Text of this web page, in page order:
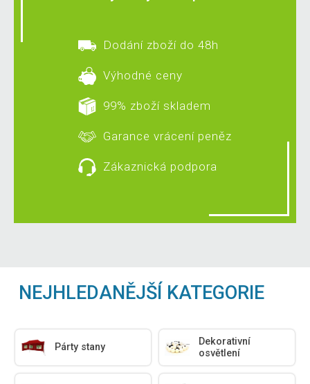
Dodání zboží do 48h
Výhodné ceny
99% zboží skladem
Garance vrácení peněz
Zákaznická podpora
NEJHLEDANĚJŠÍ KATEGORIE
Párty stany
Dekorativní
osvětlení